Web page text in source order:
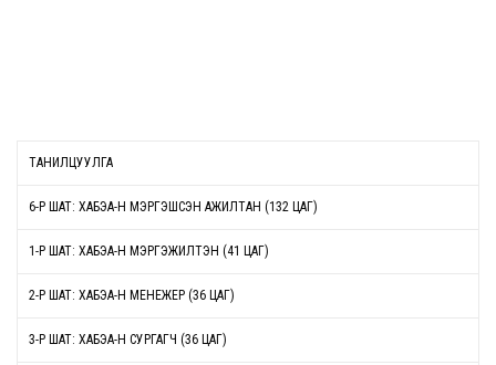
ТАНИЛЦУУЛГА
6-Р ШАТ: ХАБЭА-Н МЭРГЭШСЭН АЖИЛТАН (132 ЦАГ)
1-Р ШАТ: ХАБЭА-Н МЭРГЭЖИЛТЭН (41 ЦАГ)
2-Р ШАТ: ХАБЭА-Н МЕНЕЖЕР (36 ЦАГ)
3-Р ШАТ: ХАБЭА-Н СУРГАГЧ (36 ЦАГ)